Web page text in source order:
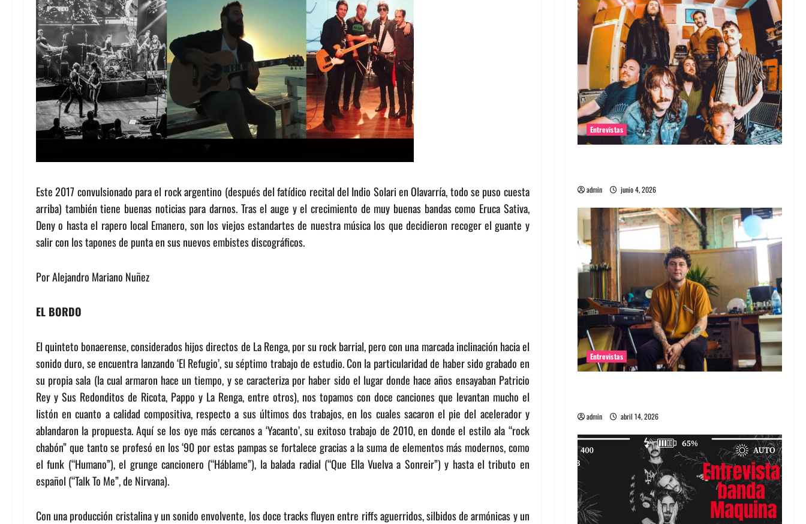
Este 2017 convulsionado para el rock argentino (después del fatídico recital del Indio Solari en Olavarría, todo se puso cuesta
arriba) también tiene buenas noticias para darnos. Tras el auge y el crecimiento de muy buenas bandas como Eruca Sativa,
Deny o hasta el rapero local Emanero, son los viejos estandartes de nuestra música los que decidieron recoger el guante y
salir con los tapones de punta en sus nuevos embistes discográficos.
Por Alejandro Mariano Nuñez
EL BORDO
El quinteto bonaerense, considerados hijos directos de La Renga, por su rock barrial, pero con una marcada inclinación hacia el
sonido duro, se encuentra lanzando ‘El Refugio’, su séptimo trabajo de estudio. Con la particularidad de haber sido grabado en
su propia sala (la cual armaron hace un tiempo, y se caracteriza por haber sido el lugar donde hace años ensayaban Patricio
Rey y Sus Redonditos de Ricota, Pappo y La Renga, entre otros), nos topamos con doce canciones que levantan mucho el
listón en cuanto a calidad compositiva, respecto a sus últimos dos trabajos, en los cuales sacaron el pie del acelerador y
ablandaron la propuesta. Aquí se los oye más cercanos a ‘Yacanto’, su exitoso trabajo de 2010, en donde el estilo ala “rock
chabón” que tanto se profesó en los ‘90 por estas pampas se fortalece gracias a la suma de elementos más modernos, como
el funk (“Humano”), el grunge cancionero (“Háblame”), la balada radial (“Que Ella Vuelva a Sonreir”) y hasta el tributo en
español (“Talk To Me”, de Nirvana).
Con una producción cristalina y un sonido envolvente, los doce tracks fluyen entre riffs aguerridos, silbidos de armónicas y un
Entrevistas
admin junio 4, 2026
Entrevistas
admin abril 14, 2026